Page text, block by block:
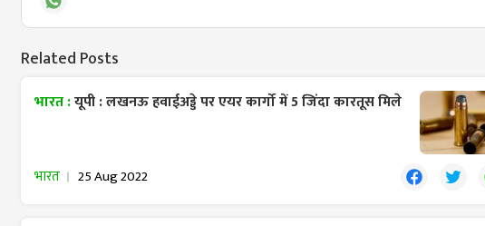
Related Posts
भारत :यूपी : लखनऊ हवाईअड्डे पर एयर कार्गो में 5 जिंदा कारतूस मिले
भारत 25 Aug 2022